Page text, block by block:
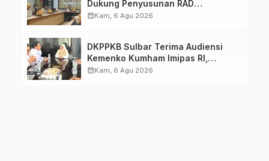
Dukung Penyusunan RAD
TPB/SDGs Sulawesi Barat
calendar_monthKam, 6 Agu 2026
DKPPKB Sulbar Terima Audiensi
Kemenko Kumham Imipas RI,
Perkuat Pelayanan Kesehatan bagi
calendar_monthKam, 6 Agu 2026